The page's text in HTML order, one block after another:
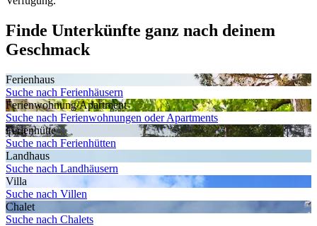
Finde Unterkünfte ganz nach deinem
Geschmack
Ferienhaus
Suche nach Ferienhäusern
Ferienwohnung/Apartment
Suche nach Ferienwohnungen oder Apartments
Ferienhütte
Suche nach Ferienhütten
Landhaus
Suche nach Landhäusern
Villa
Suche nach Villen
Chalet
Suche nach Chalets